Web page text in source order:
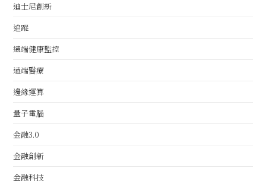
迪士尼創新
追蹤
遠端健康監控
遠端醫療
邊緣運算
量子電腦
金融3.0
金融創新
金融科技